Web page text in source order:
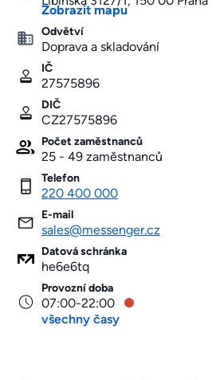
Zobrazit mapu
Odvětví
Doprava a skladování
IČ
27575896
DIČ
CZ27575896
Počet zaměstnanců
25 - 49 zaměstnanců
Telefon
220 400 000
E-mail
sales@messenger.cz
Datová schránka
he6e6tq
Provozní doba
07:00-22:00
všechny časy